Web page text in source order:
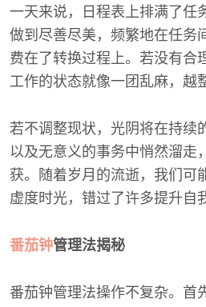
一天来说，日程表上排满了任
做到尽善尽美，频繁地在任务
费在了转换过程上。若没有合
工作的状态就像一团乱麻，越
若不调整现状，光阴将在持续
以及无意义的事务中悄然溜走
获。随着岁月的流逝，我们可
虚度时光，错过了许多提升自
番茄钟管理法揭秘
番茄钟管理法操作不复杂。首